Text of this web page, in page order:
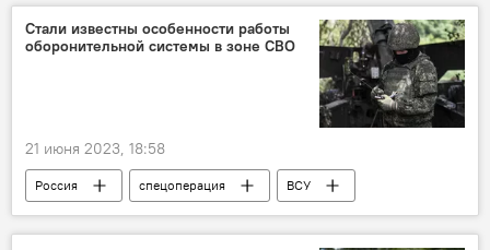
спецоперация
Владимир Путин
Стали известны особенности работы
оборонительной системы в зоне СВО
21 июня 2023, 18:58
Россия спецоперация
ВСУ
Вертолет
вертолеты
авиация